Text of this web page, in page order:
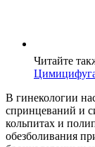
Читайте
В гинекологии
спринцеваний и
кольпитах и
обезболивания